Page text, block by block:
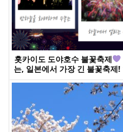
홋카이도 도야호수 불꽃축제
는, 일본에서 가장 긴 불꽃축제